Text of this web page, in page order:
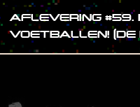
AFLEVERING #59.
VOETBALLEN! (DE